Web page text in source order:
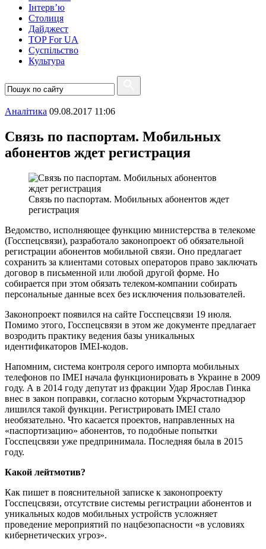
Інтерв’ю
Столиця
Дайджест
TOP For UA
Суспiльство
Культура
Аналітика 09.08.2017 11:06
Связь по паспортам. Мобильных
абонентов ждет регистрация
Связь по паспортам. Мобильных абонентов ждет
регистрация
Ведомство, исполняющее функцию министерства в телекоме
(Госспецсвязи), разработало законопроект об обязательной
регистрации абонентов мобильной связи. Оно предлагает
сохранить за клиентами сотовых операторов право заключать
договор в письменной или любой другой форме. Но
собирается при этом обязать телеком-компании собирать
персональные данные всех без исключения пользователей.
Законопроект появился на сайте Госспецсвязи 19 июля.
Помимо этого, Госспецсвязи в этом же документе предлагает
возродить практику ведения базы уникальных
идентификаторов IMEI-кодов.
Напомним, система контроля серого импорта мобильных
телефонов по IMEI начала функционировать в Украине в 2009
году. А в 2014 году депутат из фракции Удар Ярослав Гинка
внес в закон поправки, согласно которым Укрчастотнадзор
лишился такой функции. Регистрировать IMEI стало
необязательно. Что касается проектов, направленных на
«паспортизацию» абонентов, то подобные попытки
Госспецсвязи уже предпринимала. Последняя была в 2015
году.
Какой лейтмотив?
Как пишет в пояснительной записке к законопроекту
Госспецсвязи, отсутствие системы регистрации абонентов и
уникальных кодов мобильных устройств усложняет
проведение мероприятий по нацбезопасности «в условиях
кибернетических угроз».